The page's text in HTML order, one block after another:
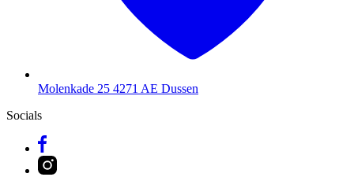
Molenkade 25 4271 AE Dussen
Socials